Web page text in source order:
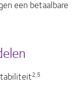
een betaalbare
2,5